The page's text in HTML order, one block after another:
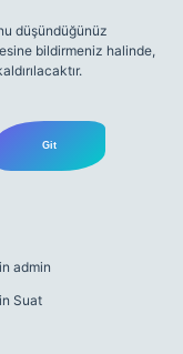
düşündüğünüz
bildirmeniz halinde,
admin
Suat